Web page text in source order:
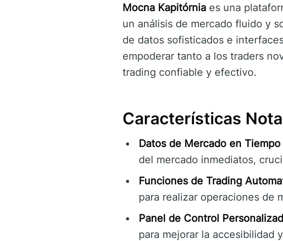
Mocna Kapitórnia es una
un análisis de mercado fluido y
de datos sofisticados e
empoderar tanto a los traders
trading confiable y efectivo.
Características
Datos de Mercado en Tiempo
del mercado inmediatos,
Funciones de Trading
para realizar operaciones de
Panel de Control
para mejorar la accesibilidad